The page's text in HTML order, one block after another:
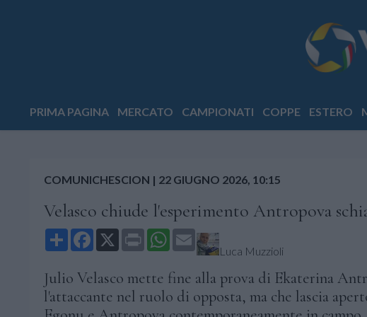
PRIMA PAGINA MERCATO CAMPIONATI COPPE ESTERO
COMUNICHESCION | 22 GIUGNO 2026, 10:15
Velasco chiude l'esperimento Antropova
Share Facebook
X Print WhatsApp
Email
Luca Muzzioli
Julio Velasco mette fine alla prova di Ekaterina
l'attaccante nel ruolo di opposta, ma che lascia